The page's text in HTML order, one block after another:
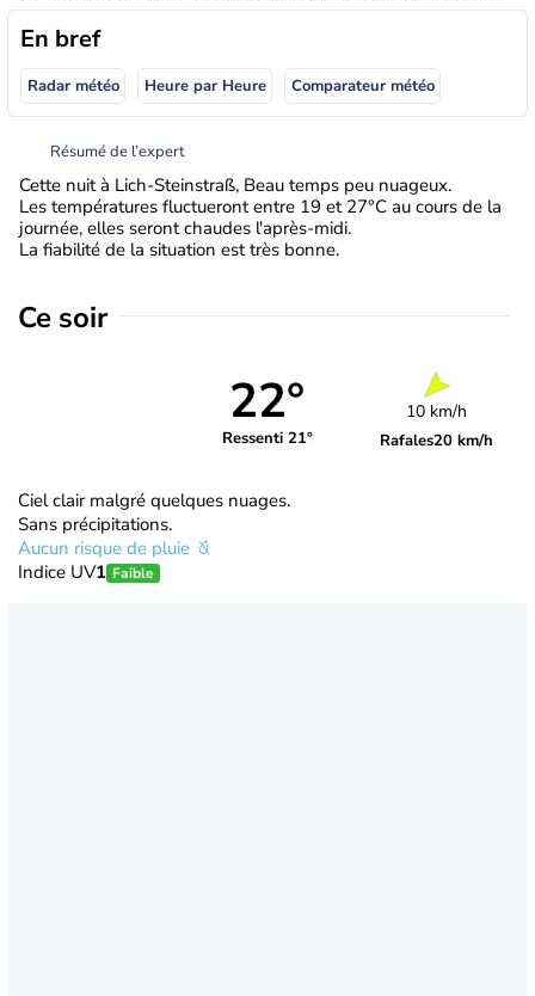
En bref
Radar météo Heure par Heure Comparateur météo
Résumé de l’expert
Cette nuit à Lich-Steinstraß, Beau temps peu nuageux.
Les températures fluctueront entre 19 et 27°C au cours de la
journée, elles seront chaudes l'après-midi.
La fiabilité de la situation est très bonne.
Ce soir
22°
Ressenti 21°
10 km/h
Rafales20 km/h
Ciel clair malgré quelques nuages.
Sans précipitations.
Aucun risque de pluie
Indice UV1 Faible